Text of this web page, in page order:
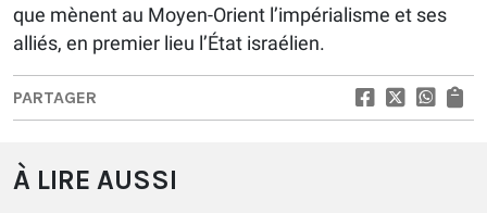
que mènent au Moyen-Orient l’impérialisme et ses
alliés, en premier lieu l’État israélien.
PARTAGER
À LIRE AUSSI